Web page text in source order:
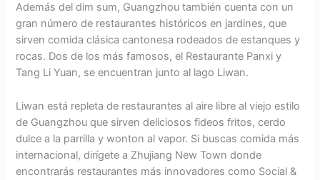
Además del dim sum, Guangzhou también cuenta con un
gran número de restaurantes históricos en jardines, que
sirven comida clásica cantonesa rodeados de estanques y
rocas. Dos de los más famosos, el Restaurante Panxi y
Tang Li Yuan, se encuentran junto al lago Liwan.
Liwan está repleta de restaurantes al aire libre al viejo estilo
de Guangzhou que sirven deliciosos fideos fritos, cerdo
dulce a la parrilla y wonton al vapor. Si buscas comida más
internacional, dirígete a Zhujiang New Town donde
encontrarás restaurantes más innovadores como Social &